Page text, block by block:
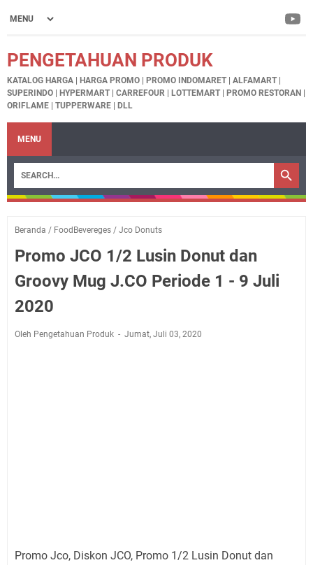
PENGETAHUAN PRODUK
KATALOG HARGA | HARGA PROMO | PROMO INDOMARET | ALFAMART |
SUPERINDO | HYPERMART | CARREFOUR | LOTTEMART | PROMO RESTORAN |
ORIFLAME | TUPPERWARE | DLL
MENU
Beranda / FoodBevereges / Jco Donuts
Promo JCO 1/2 Lusin Donut dan
Groovy Mug J.CO Periode 1 - 9 Juli
2020
Oleh Pengetahuan Produk Jumat, Juli 03, 2020
Promo Jco, Diskon JCO, Promo 1/2 Lusin Donut dan